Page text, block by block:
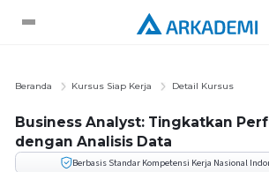
Beranda Kursus Siap Kerja Detail Kursus
Business Analyst: Tingkatkan
dengan Analisis Data
Berbasis Standar Kompetensi Kerja Nasional